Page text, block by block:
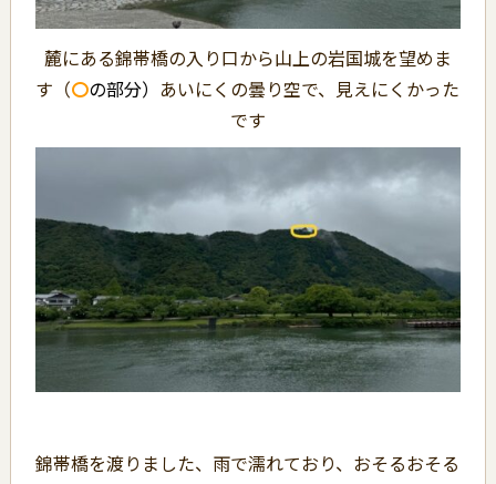
麓にある錦帯橋の入り口から山上の岩国城を望めま
す（〇の部分） あいにくの曇り空で、見えにくかった
です
錦帯橋を渡りました、雨で濡れており、おそるおそる